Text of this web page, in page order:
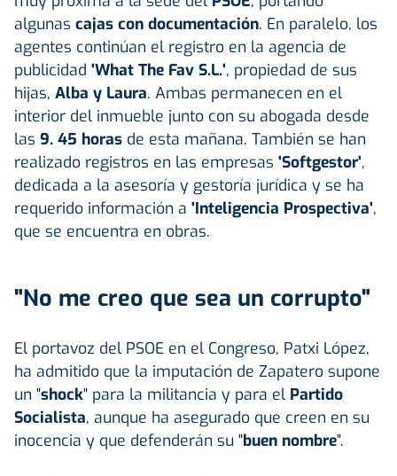
algunas cajas con documentación. En paralelo, los
agentes continúan el registro en la agencia de
publicidad 'What The Fav S.L.', propiedad de sus
hijas, Alba y Laura. Ambas permanecen en el
interior del inmueble junto con su abogada desde
las 9. 45 horas de esta mañana. También se han
realizado registros en las empresas 'Softgestor',
dedicada a la asesoría y gestoría jurídica y se ha
requerido información a 'Inteligencia Prospectiva',
que se encuentra en obras.
"No me creo que sea un corrupto"
El portavoz del PSOE en el Congreso, Patxi López,
ha admitido que la imputación de Zapatero supone
un "shock" para la militancia y para el Partido
Socialista, aunque ha asegurado que creen en su
inocencia y que defenderán su "buen nombre".